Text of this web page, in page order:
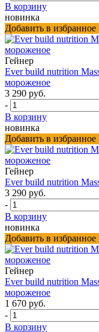
В корзину
новинка
Добавить в избранное
Гейнер
Ever build nutrition
мороженое
3 290 руб.
-
В корзину
новинка
Добавить в избранное
Гейнер
Ever build nutrition
3 290 руб.
-
В корзину
новинка
Добавить в избранное
Гейнер
Ever build nutrition
мороженое
1 670 руб.
-
В корзину